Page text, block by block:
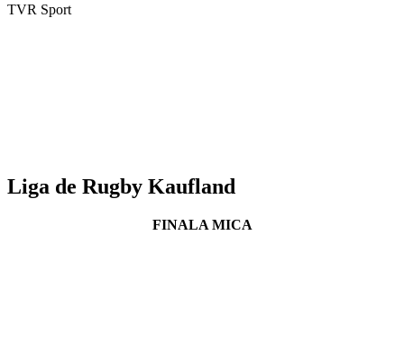
TVR Sport
Liga de Rugby Kaufland
FINALA MICA